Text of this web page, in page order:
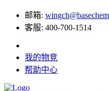
邮箱:
客服: 400-700-1514
我的物竞
帮助中心